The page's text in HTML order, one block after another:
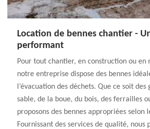
Location de bennes chantier -
performant
Pour tout chantier, en construction ou en
notre entreprise dispose des bennes
l’évacuation des déchets. Que ce soit des
sable, de la boue, du bois, des ferrailles
proposons des bennes appropriées selon
Fournissant des services de qualité, nous